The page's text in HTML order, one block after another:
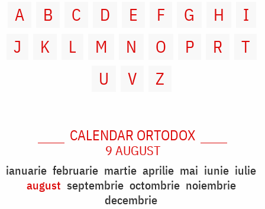
A B C D E F G H
I
J
K L M N O P R
T
U
V Z
CALENDAR ORTODOX
9 AUGUST
ianuarie februarie martie aprilie mai iunie iulie
august septembrie octombrie noiembrie
decembrie